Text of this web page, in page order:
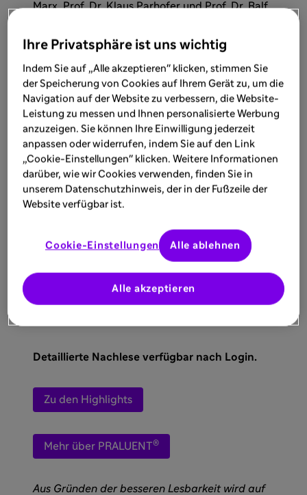
Marx, Prof. Dr. Klaus Parhofer und Prof. Dr. Ralf
Themen wie
Prävention von Herzkreislauf-Erkrankungen
bei Diabetes
Real-World-Daten zu PCSK9-Inhibitoren
Influenza-Impfung und kardiovaskuläre
Gesundheit
Unter der Leitung von Prof. Dr. Ioanna Gouni-
Berthold und Prof. Dr. Daniel Dürschmied bot
Wissenschaft, Praxis und Networking, und
unterstrich die Bedeutung kontinuierlicher
Forschung für eine verbesserte
Detaillierte Nachlese verfügbar nach Login.
Zu den Highlights
Mehr über PRALUENT®
Aus Gründen der besseren Lesbarkeit wird auf
Ihre Privatsphäre ist uns wichtig
Indem Sie auf „Alle akzeptieren" klicken, stimmen Sie
der Speicherung von Cookies auf Ihrem Gerät zu, um die
Navigation auf der Website zu verbessern, die Website-
Leistung zu messen und Ihnen personalisierte Werbung
anzuzeigen. Sie können Ihre Einwilligung jederzeit
anpassen oder widerrufen, indem Sie auf den Link
„Cookie-Einstellungen" klicken. Weitere Informationen
darüber, wie wir Cookies verwenden, finden Sie in
unserem Datenschutzhinweis, der in der Fußzeile der
Website verfügbar ist.
Cookie-Einstellungen
Alle akzeptieren
Alle ablehnen